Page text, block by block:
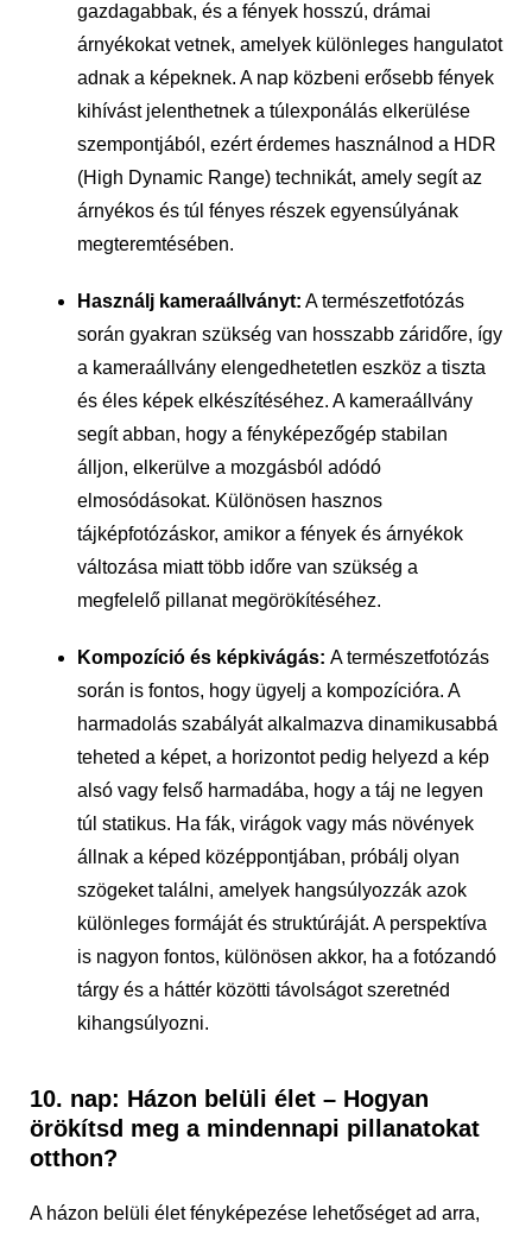
gazdagabbak, és a fények hosszú, drámai
árnyékokat vetnek, amelyek különleges hangulatot
adnak a képeknek. A nap közbeni erősebb fények
kihívást jelenthetnek a túlexponálás elkerülése
szempontjából, ezért érdemes használnod a HDR
(High Dynamic Range) technikát, amely segít az
árnyékos és túl fényes részek egyensúlyának
megteremtésében.
Használj kameraállványt: A természetfotózás
során gyakran szükség van hosszabb záridőre, így
a kameraállvány elengedhetetlen eszköz a tiszta
és éles képek elkészítéséhez. A kameraállvány
segít abban, hogy a fényképezőgép stabilan
álljon, elkerülve a mozgásból adódó
elmosódásokat. Különösen hasznos
tájképfotózáskor, amikor a fények és árnyékok
változása miatt több időre van szükség a
megfelelő pillanat megörökítéséhez.
Kompozíció és képkivágás: A természetfotózás
során is fontos, hogy ügyelj a kompozícióra. A
harmadolás szabályát alkalmazva dinamikusabbá
teheted a képet, a horizontot pedig helyezd a kép
alsó vagy felső harmadába, hogy a táj ne legyen
túl statikus. Ha fák, virágok vagy más növények
állnak a képed középpontjában, próbálj olyan
szögeket találni, amelyek hangsúlyozzák azok
különleges formáját és struktúráját. A perspektíva
is nagyon fontos, különösen akkor, ha a fotózandó
tárgy és a háttér közötti távolságot szeretnéd
kihangsúlyozni.
10. nap: Házon belüli élet – Hogyan
örökítsd meg a mindennapi pillanatokat
otthon?
A házon belüli élet fényképezése lehetőséget ad arra,